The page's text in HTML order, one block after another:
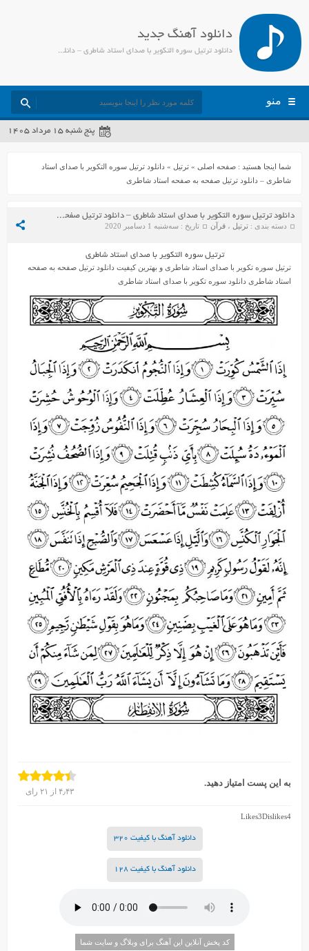
دانلود آهنگ جدید
دانلود ترتیل سوره التكویر با صدای استاد شاطری – دانلود ترتیل صفحه به صفحه استاد شاطری - جمیل مدیا
منو
پنج شنبه ۱۵ مرداد ۱۴۰۵
شما اینجا هستید :صفحه اصلی »ترتیل »دانلود ترتیل سوره التکویر با صدای استاد
شاطری – دانلود ترتیل صفحه به صفحه استاد شاطری
دانلود ترتیل سوره التکویر با صدای استاد شاطری – دانلود ترتیل صفحه به صفحه استاد شاطری
دسته بندی :ترتیل ،قرآن تاریخ : سه‌شنبه 1 دسامبر 2020
ترتیل سوره التکویر با صدای استاد شاطری
ترتیل سوره تکویر با صدای استاد شاطری و بهترین کیفیت دانلود ترتیل صفحه به صفحه
استاد شاطری دانلود سوره تکویر با صدای استاد شاطری
به این پست امتیاز دهید.
۴٫۴۳ از ۲۱ رای
Likes3Dislikes4
دانلود آهنگ با کیفیت 320
دانلود آهنگ با کیفیت 128
کد پخش آنلاین این آهنگ برای وبلاگ و سایت شما